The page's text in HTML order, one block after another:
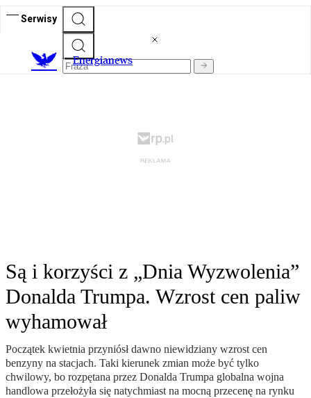
Serwisy
Energianews
Są i korzyści z „Dnia Wyzwolenia”
Donalda Trumpa. Wzrost cen paliw
wyhamował
Początek kwietnia przyniósł dawno niewidziany wzrost cen
benzyny na stacjach. Taki kierunek zmian może być tylko
chwilowy, bo rozpętana przez Donalda Trumpa globalna wojna
handlowa przełożyła się natychmiast na mocną przecenę na rynku